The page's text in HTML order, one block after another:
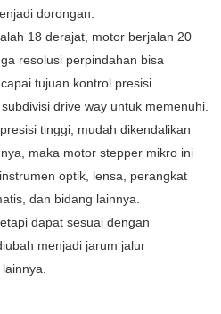
dorongan.
18 derajat, motor berjalan 20
resolusi perpindahan bisa
tujuan kontrol presisi.
drive way untuk memenuhi.
tinggi, mudah dikendalikan
maka motor stepper mikro ini
optik, lensa, perangkat
dan bidang lainnya.
dapat sesuai dengan
menjadi jarum jalur